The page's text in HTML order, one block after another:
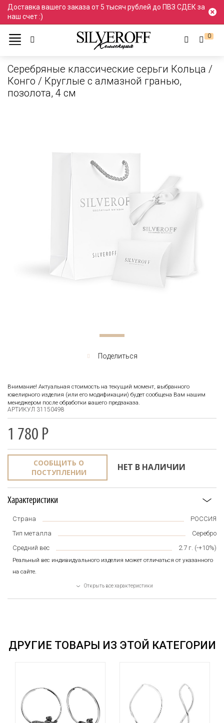
Доставка вашего заказа от 5 тысяч рублей до ПВЗ СДЕК за
наш счет :)
0
Каталог
Серьги
Серебряные классические серьги Кольца /
Конго / Круглые с алмазной гранью,
позолота, 4 см
Поделиться
АРТИКУЛ 31150498
1 780 Р
Внимание! Актуальная стоимость на текущий момент, выбранного
ювелирного изделия (или его модификации) будет сообщена Вам нашим
менеджером после обработки вашего предзаказа.
СООБЩИТЬ О
ПОСТУПЛЕНИИ
НЕТ В НАЛИЧИИ
Характеристики
Страна
РОССИЯ
Тип металла
Серебро
Средний вес
2.7 г. (-+10%)
Реальный вес индивидуального изделия может отличаться от указанного
на сайте.
Открыть все характеристики
ДРУГИЕ ТОВАРЫ ИЗ ЭТОЙ КАТЕГОРИИ